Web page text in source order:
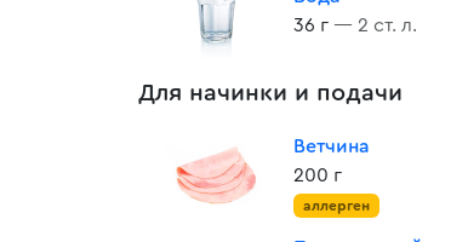
36 г — 2 ст. л.
Для начинки и подачи
Ветчина
200 г
аллерген